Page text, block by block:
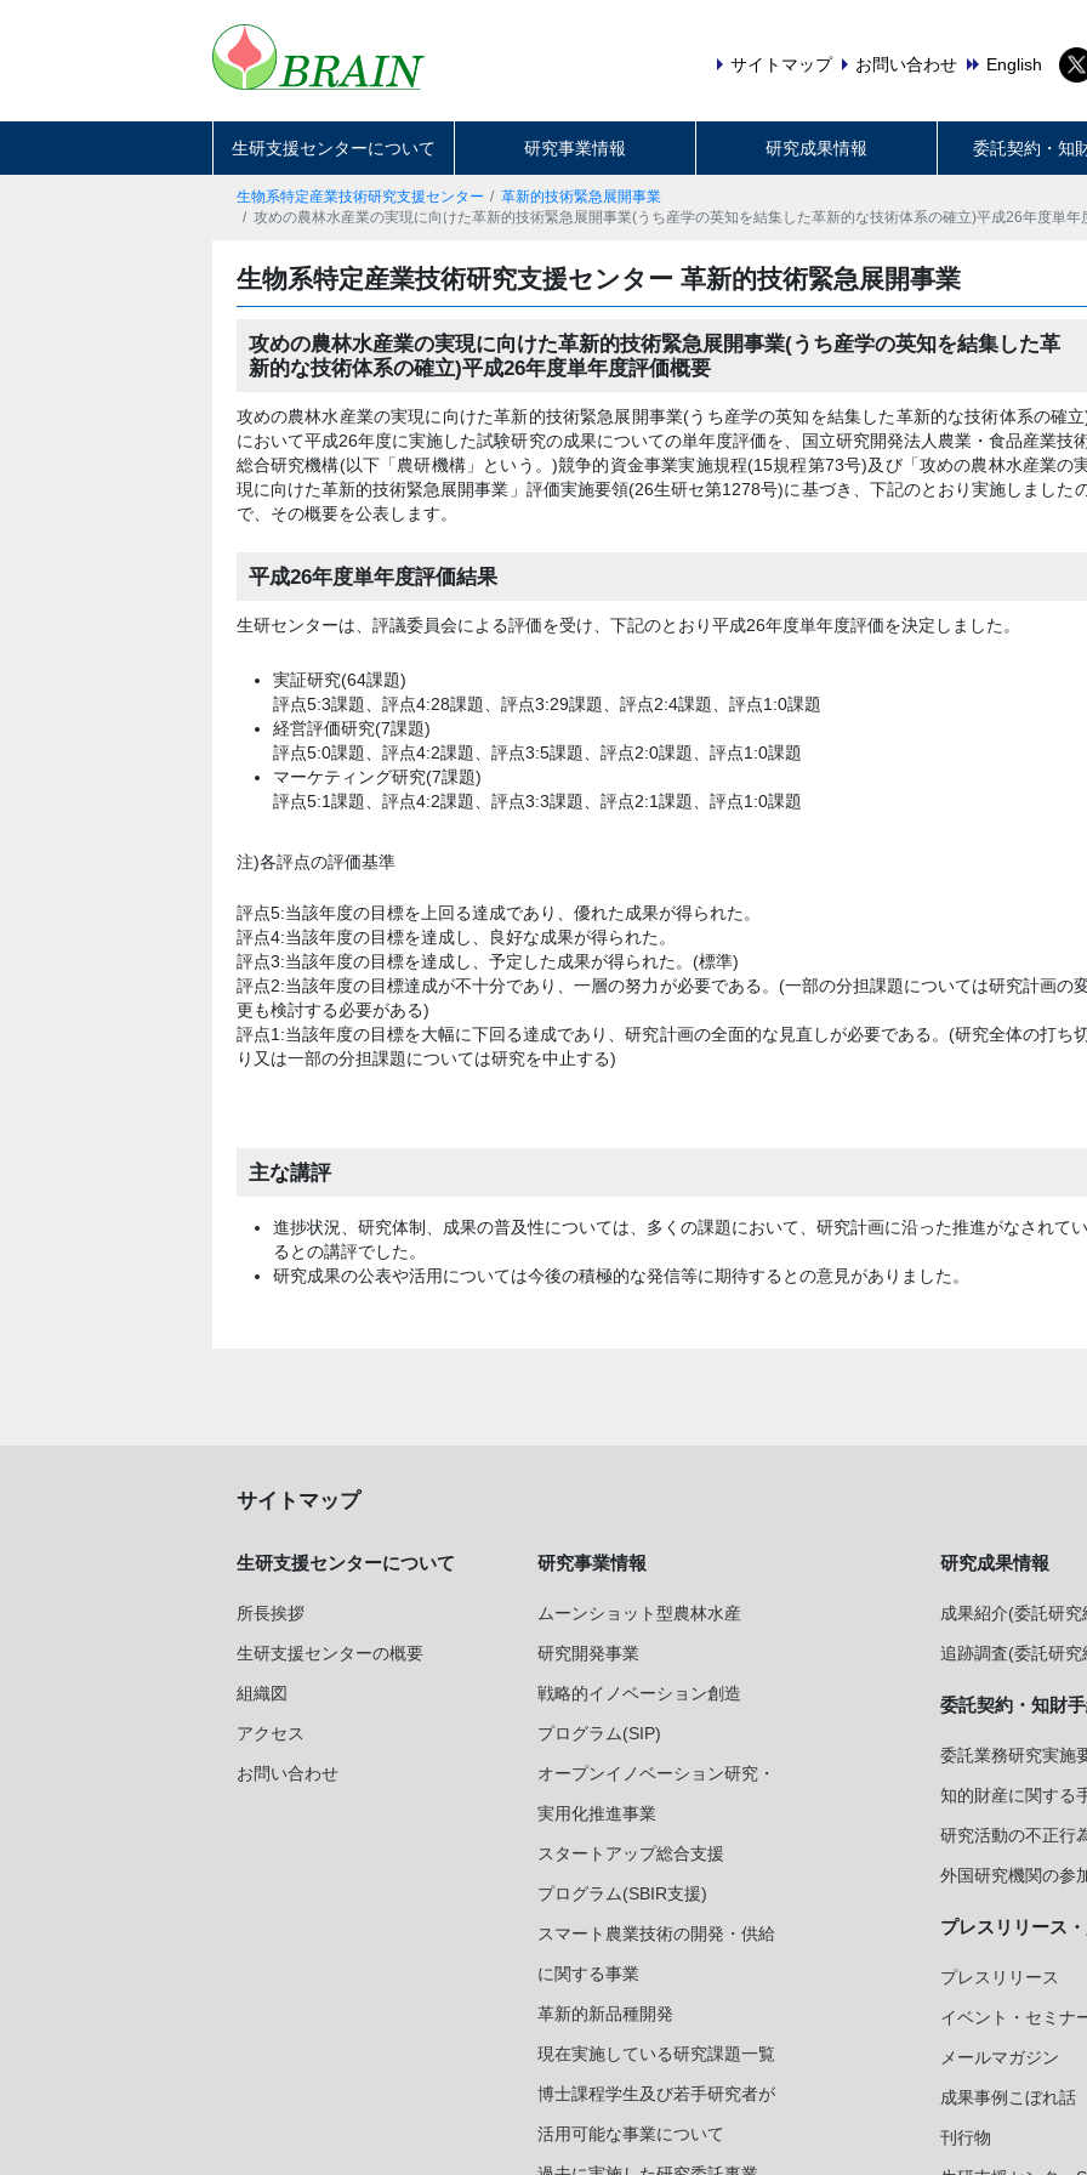
サイトマップ お問い合わせ English
生研支援センターについて 研究事業情報 研究成果情報 委託契約・知
生物系特定産業技術研究支援センター
革新的技術緊急展開事業
攻めの農林水産業の実現に向けた革新的技術緊急展開事業(うち産学の英知を結集した革新的な技術体系の確立)平成26年度単年
生物系特定産業技術研究支援センター 革新的技術緊急展開事業
攻めの農林水産業の実現に向けた革新的技術緊急展開事業(うち産学の英知を結集した革
新的な技術体系の確立)平成26年度単年度評価概要
攻めの農林水産業の実現に向けた革新的技術緊急展開事業(うち産学の英知を結集した革新的な技術体系の確
において平成26年度に実施した試験研究の成果についての単年度評価を、国立研究開発法人農業・食品産業技
総合研究機構(以下「農研機構」という。)競争的資金事業実施規程(15規程第73号)及び「攻めの農林水産業の
現に向けた革新的技術緊急展開事業」評価実施要領(26生研セ第1278号)に基づき、下記のとおり実施しました
で、その概要を公表します。
平成26年度単年度評価結果
生研センターは、評議委員会による評価を受け、下記のとおり平成26年度単年度評価を決定しました。
実証研究(64課題)
評点5:3課題、評点4:28課題、評点3:29課題、評点2:4課題、評点1:0課題
経営評価研究(7課題)
評点5:0課題、評点4:2課題、評点3:5課題、評点2:0課題、評点1:0課題
マーケティング研究(7課題)
評点5:1課題、評点4:2課題、評点3:3課題、評点2:1課題、評点1:0課題
注)各評点の評価基準
評点5:当該年度の目標を上回る達成であり、優れた成果が得られた。
評点4:当該年度の目標を達成し、良好な成果が得られた。
評点3:当該年度の目標を達成し、予定した成果が得られた。(標準)
評点2:当該年度の目標達成が不十分であり、一層の努力が必要である。(一部の分担課題については研究計画の
更も検討する必要がある)
評点1:当該年度の目標を大幅に下回る達成であり、研究計画の全面的な見直しが必要である。(研究全体の打ち
り又は一部の分担課題については研究を中止する)
主な講評
進捗状況、研究体制、成果の普及性については、多くの課題において、研究計画に沿った推進がなされてい
るとの講評でした。
研究成果の公表や活用については今後の積極的な発信等に期待するとの意見がありました。
サイトマップ
生研支援センターについて
所長挨拶
生研支援センターの概要
組織図
アクセス
お問い合わせ
研究事業情報
ムーンショット型農林水産
研究開発事業
戦略的イノベーション創造
プログラム(SIP)
オープンイノベーション研究・
実用化推進事業
スタートアップ総合支援
プログラム(SBIR支援)
スマート農業技術の開発・供給
に関する事業
革新的新品種開発
現在実施している研究課題一覧
博士課程学生及び若手研究者が
活用可能な事業について
研究成果情報
成果紹介(委託研
追跡調査(委託研
委託契約・知財
委託業務研究実施
知的財産に関する
研究活動の不正行
外国研究機関の参
プレスリリース
プレスリリース
イベント・セミナ
メールマガジン
成果事例こぼれ話
刊行物